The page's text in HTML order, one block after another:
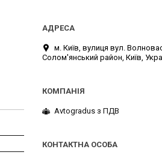
м. Київ, вулиця вул.
Солом'янський район, Київ,
Avtogradus з ПДВ